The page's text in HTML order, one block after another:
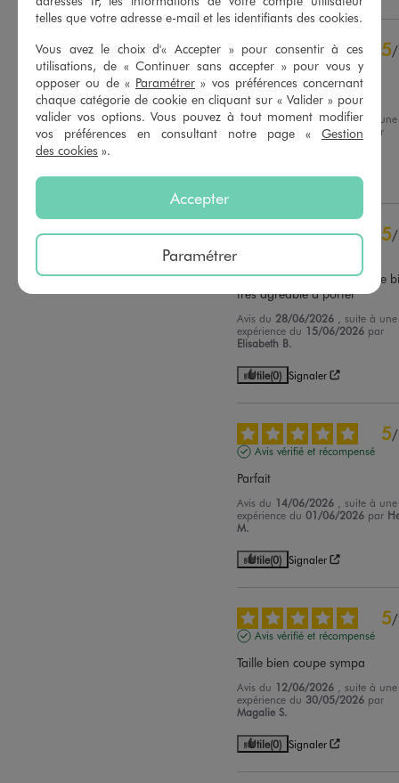
5étoiles
9
3étoiles
0
1étoile 0
Trier les avis
5/
Avis vérifié et récompensé
Bonne coupe. Taille bien
Avis du29/07/2026 , suite à une
expérience du 16/07/2026
par
Evelyne B.
Utile(0) Signaler
5/
Parfait ma fille l’adore! taille
très agréable à porter
Avis du 28/06/2026
, suite à une
expérience du 15/06/2026 par
Elisabeth B.
Utile(0) Signaler
5/
Avis vérifié et récompensé
Parfait
Avis du 14/06/2026
, suite à une
expérience du01/06/2026 par
M.
Utile(0) Signaler
5/
Avis vérifié et récompensé
Taille bien coupe sympa
Avis du 12/06/2026
, suite à une
expérience du 30/05/2026 par
Magalie S.
Utile(0) Signaler
telles que votre adresse e-mail et les identifiants des cookies.
Vous avez le choix d'« Accepter » pour consentir à ces
utilisations, de « Continuer sans accepter » pour vous y
opposer ou de « Paramétrer » vos préférences concernant
chaque catégorie de cookie en cliquant sur « Valider » pour
valider vos options. Vous pouvez à tout moment modifier
vos préférences en consultant notre page « Gestion
des cookies ».
Accepter
Paramétrer